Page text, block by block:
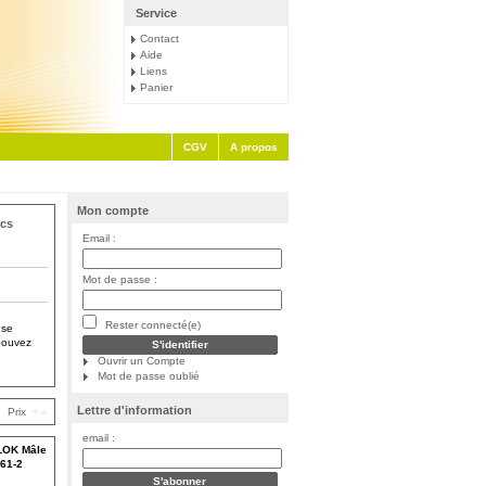
Service
Contact
Aide
Liens
Panier
CGV A propos
Mon compte
Email :
Mot de passe :
Rester connecté(e)
Ouvrir un Compte
Mot de passe oublié
Lettre d'information
email :
Prix
Mâle
2